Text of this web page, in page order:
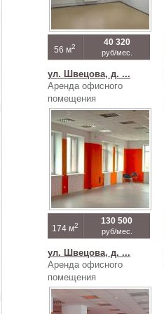
56 м2 40 320
руб/мес.
ул. Швецова, д. ...
Аренда офисного
помещения
174 м2 130 500
руб/мес.
ул. Швецова, д. ...
Аренда офисного
помещения